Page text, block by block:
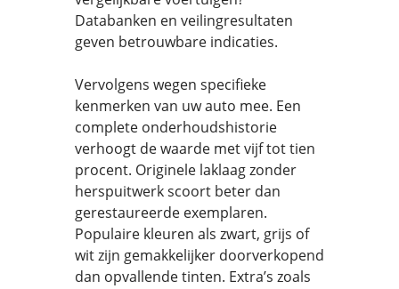
Databanken en veilingresultaten
geven betrouwbare indicaties.
Vervolgens wegen specifieke
kenmerken van uw auto mee. Een
complete onderhoudshistorie
verhoogt de waarde met vijf tot tien
procent. Originele laklaag zonder
herspuitwerk scoort beter dan
gerestaureerde exemplaren.
Populaire kleuren als zwart, grijs of
wit zijn gemakkelijker doorverkopend
dan opvallende tinten. Extra’s zoals